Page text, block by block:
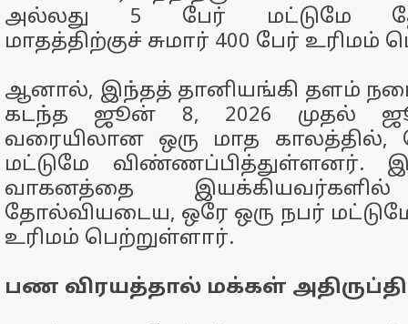
அல்லது 5 பேர் மட்டுமே
மாதத்திற்குச் சுமார் 400 பேர்
ஆனால், இந்தத் தானியங்கி தளம்
கடந்த ஜூன் 8, 2026 முதல்
வரையிலான ஒரு மாத காலத்தில்,
மட்டுமே விண்ணப்பித்துள்ளனர்.
வாகனத்தை
தோல்வியடைய, ஒரே ஒரு நபர்
உரிமம் பெற்றுள்ளார்.
பண விரயத்தால் மக்கள்